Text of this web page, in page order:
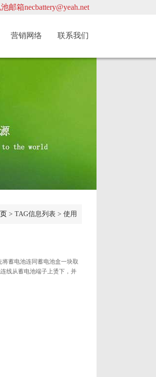
邮箱necbattery@yeah.net
营销网络 联系我们
> TAG信息列表 > 使用
蓄电池连同蓄电池盒一块取
线从蓄电池端子上烫下，并